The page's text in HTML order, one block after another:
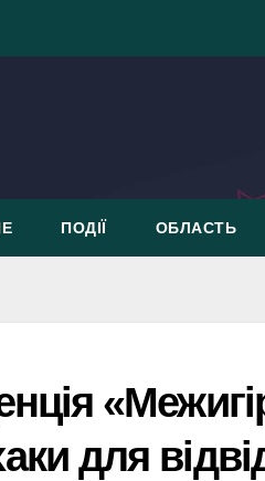
ПОДІЇ ОБЛАСТЬ
для